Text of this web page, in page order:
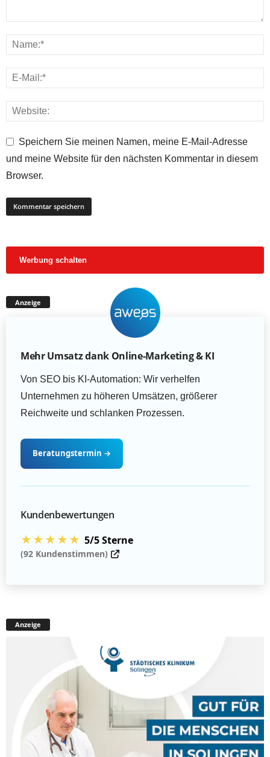
Speichern Sie meinen Namen, meine E-Mail-Adresse
und meine Website für den nächsten Kommentar in diesem
Browser.
Werbung schalten
Anzeige
Mehr Umsatz dank Online-Marketing & KI
Von SEO bis KI-Automation: Wir verhelfen
Unternehmen zu höheren Umsätzen, größerer
Reichweite und schlanken Prozessen.
Beratungstermin →
Kundenbewertungen
★★★★★ 5/5 Sterne
(92 Kundenstimmen)
Anzeige